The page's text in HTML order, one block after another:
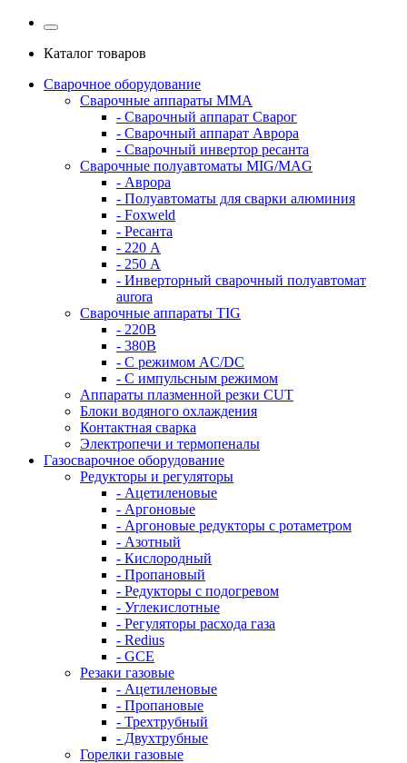
Каталог товаров
Сварочное оборудование
Сварочные аппараты MMA
- Сварочный аппарат Сварог
- Сварочный аппарат Аврора
- Сварочный инвертор ресанта
Сварочные полуавтоматы MIG/MAG
- Аврора
- Полуавтоматы для сварки алюминия
- Foxweld
- Ресанта
- 220 А
- 250 А
- Инверторный сварочный полуавтомат
aurora
Сварочные аппараты TIG
- 220В
- 380В
- С режимом AC/DC
- С импульсным режимом
Аппараты плазменной резки CUT
Блоки водяного охлаждения
Контактная сварка
Электропечи и термопеналы
Газосварочное оборудование
Редукторы и регуляторы
- Ацетиленовые
- Аргоновые
- Аргоновые редукторы с ротаметром
- Азотный
- Кислородный
- Пропановый
- Редукторы с подогревом
- Углекислотные
- Регуляторы расхода газа
- Redius
- GCE
Резаки газовые
- Ацетиленовые
- Пропановые
- Трехтрубный
- Двухтрубные
Горелки газовые